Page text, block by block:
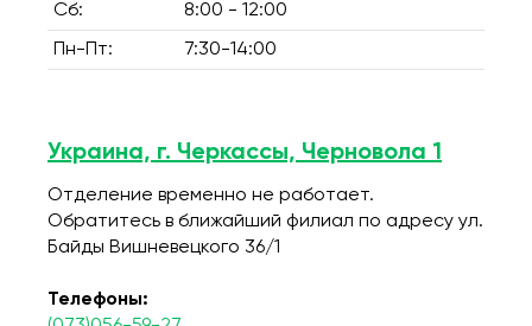
Сб:
8:00 - 12:00
Пн-Пт: 7:30-14:00
Украина, г. Черкассы, Черновола 1
Отделение временно не работает.
Обратитесь в ближайший филиал по адресу ул.
Байды Вишневецкого 36/1
Телефоны: